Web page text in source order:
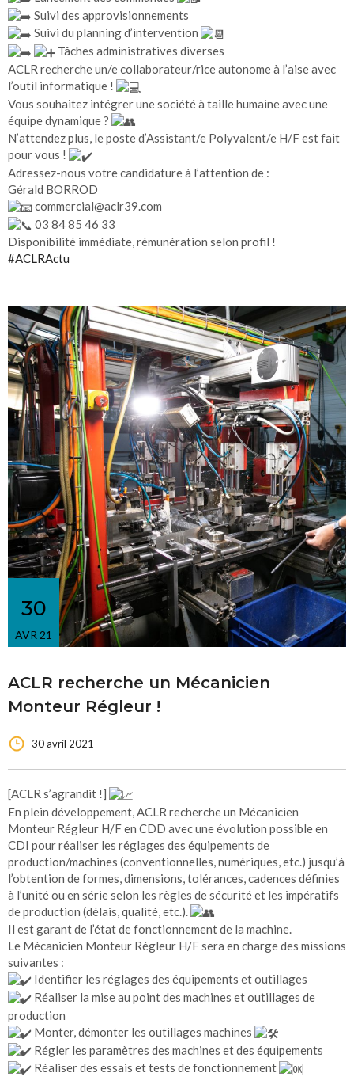
Suivi des approvisionnements
Suivi du planning d’intervention
Tâches administratives diverses
ACLR recherche un/e collaborateur/rice autonome à l’aise avec
l’outil informatique !
Vous souhaitez intégrer une société à taille humaine avec une
équipe dynamique ?
N’attendez plus, le poste d’Assistant/e Polyvalent/e H/F est fait
pour vous !
Adressez-nous votre candidature à l’attention de :
Gérald BORROD
commercial@aclr39.com
03 84 85 46 33
Disponibilité immédiate, rémunération selon profil !
#ACLRActu
30
AVR 21
ACLR recherche un Mécanicien
Monteur Régleur !
30 avril 2021
[ACLR s’agrandit !]
En plein développement, ACLR recherche un Mécanicien
Monteur Régleur H/F en CDD avec une évolution possible en
CDI pour réaliser les réglages des équipements de
production/machines (conventionnelles, numériques, etc.) jusqu’à
l’obtention de formes, dimensions, tolérances, cadences définies
à l’unité ou en série selon les règles de sécurité et les impératifs
de production (délais, qualité, etc.).
Il est garant de l’état de fonctionnement de la machine.
Le Mécanicien Monteur Régleur H/F sera en charge des missions
suivantes :
Identifier les réglages des équipements et outillages
Réaliser la mise au point des machines et outillages de
production
Monter, démonter les outillages machines
Régler les paramètres des machines et des équipements
Réaliser des essais et tests de fonctionnement